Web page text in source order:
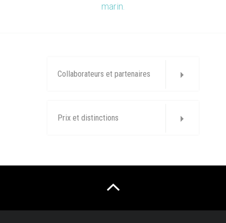
marin.
Collaborateurs et partenaires
Prix et distinctions